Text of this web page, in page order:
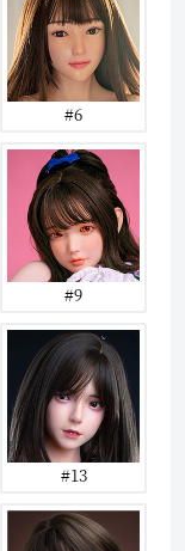
#6
#9
#13